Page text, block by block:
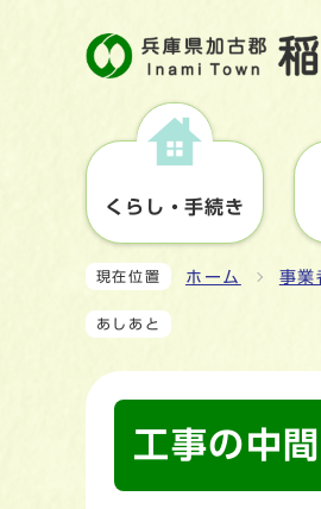
くらし・手続き
現在位置 ホーム 事業
あしあと
工事の中